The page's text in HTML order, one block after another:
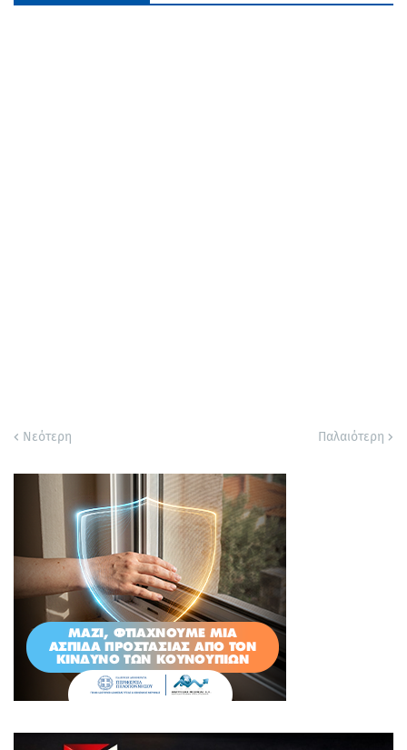
Νεότερη Παλαιότερη